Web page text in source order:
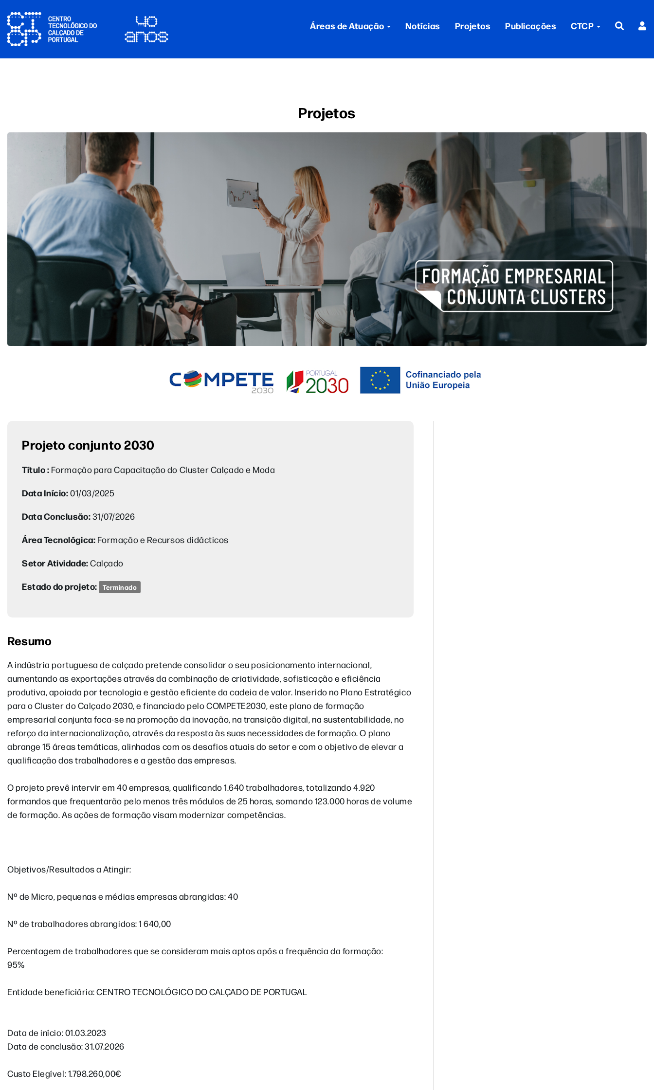
Áreas de Atuação Notícias Projetos Publicações CTCP
Projetos
Projeto conjunto 2030
Título : Formação para Capacitação do Cluster Calçado e Moda
Data Início:01/03/2025
Data Conclusão:31/07/2026
Área Tecnológica: Formação e Recursos didácticos
Setor Atividade:Calçado
Estado do projeto: Terminado
Resumo
A indústria portuguesa de calçado pretende consolidar o seu posicionamento internacional,
aumentando as exportações através da combinação de criatividade, sofisticação e eficiência
produtiva, apoiada por tecnologia e gestão eficiente da cadeia de valor. Inserido no Plano Estratégico
para o Cluster do Calçado 2030, e financiado pelo COMPETE2030, este plano de formação
empresarial conjunta foca-se na promoção da inovação, na transição digital, na sustentabilidade, no
reforço da internacionalização, através da resposta às suas necessidades de formação. O plano
abrange 15 áreas temáticas, alinhadas com os desafios atuais do setor e com o objetivo de elevar a
qualificação dos trabalhadores e a gestão das empresas.
O projeto prevê intervir em 40 empresas, qualificando 1.640 trabalhadores, totalizando 4.920
formandos que frequentarão pelo menos três módulos de 25 horas, somando 123.000 horas de volume
de formação. As ações de formação visam modernizar competências.
Objetivos/Resultados a Atingir:
Nº de Micro, pequenas e médias empresas abrangidas: 40
Nº de trabalhadores abrangidos: 1 640,00
Percentagem de trabalhadores que se consideram mais aptos após a frequência da formação:
95%
Entidade beneficiária: CENTRO TECNOLÓGICO DO CALÇADO DE PORTUGAL
Data de início: 01.03.2023
Data de conclusão: 31.07.2026
Custo Elegível: 1.798.260,00€